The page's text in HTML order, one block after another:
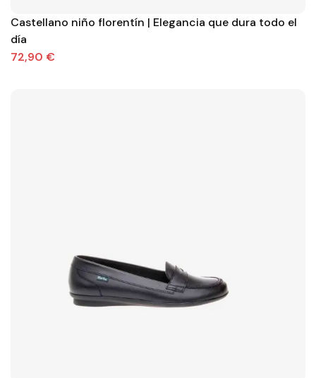
Castellano niño florentín | Elegancia que dura todo el
día
72,90 €